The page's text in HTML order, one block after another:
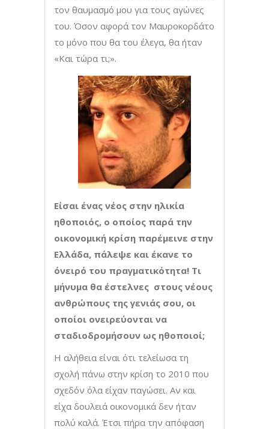
τον θαυμασμό μου για τους αγώνες
του. Όσον αφορά τον Μαυροκορδάτο
το μόνο που θα του έλεγα, θα ήταν
«Και τώρα τι;».
Είσαι ένας νέος στην ηλικία
ηθοποιός, ο οποίος παρά την
οικονομική κρίση παρέμεινε στην
Ελλάδα, πάλεψε και έκανε το
όνειρό του πραγματικότητα! Τι
μήνυμα θα έστελνες στους νέους
ανθρώπους της γενιάς σου, οι
οποίοι ονειρεύονται να
σταδιοδρομήσουν ως ηθοποιοί;
Η αλήθεια είναι ότι τελείωσα τη
σχολή πάνω στην κρίση το 2010 που
σχεδόν όλα είχαν παγώσει. Αν και
είχα δουλειά οικονομικά δεν ήταν
πολύ καλά. Έτσι πήρα την απόφαση